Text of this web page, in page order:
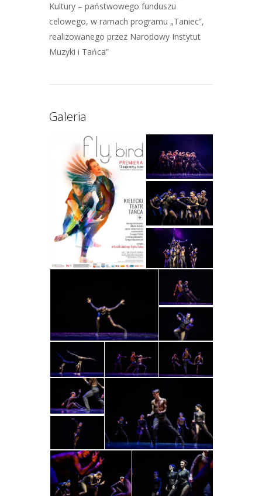
Kultury – państwowego funduszu
celowego, w ramach programu „Taniec”,
realizowanego przez Narodowy Instytut
Muzyki i Tańca”
Galeria